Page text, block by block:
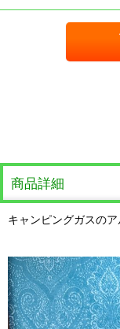
商品詳細
キャンピングガスの